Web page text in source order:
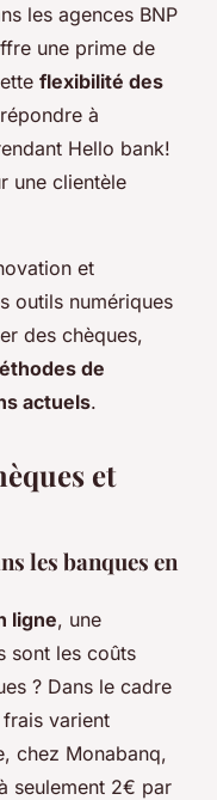
les agences BNP
une prime de
flexibilité des
à
Hello bank!
une clientèle
et
outils numériques
des chèques,
de
actuels.
et
les banques en
ligne, une
sont les coûts
? Dans le cadre
varient
chez Monabanq,
seulement 2€ par